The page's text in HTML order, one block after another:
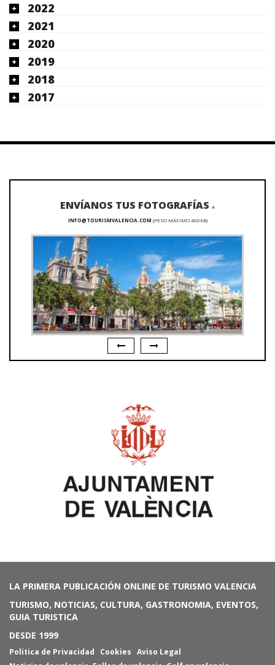
2022
2021
2020
2019
2018
2017
ENVÍANOS TUS FOTOGRAFÍAS A
INFO@TOURISMVALENCIA.COM (PESO MÁXIMO 400KB)
LA PRIMERA PUBLICACIÓN ONLINE DE TURISMO VALENCIA
TURISMO, NOTICIAS, CULTURA, GASTRONOMIA, EVENTOS,
GUIA TURISTICA
DESDE 1999
Politica de Privacidad Cookies Aviso Legal